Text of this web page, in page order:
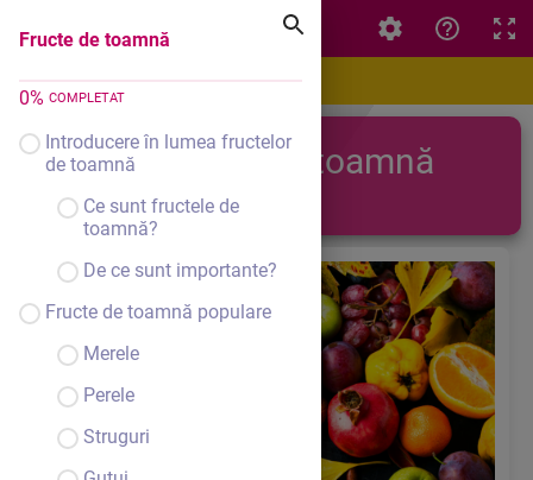
Fructe de toamnă
0% COMPLETAT
Introducere în lumea fructelor
de toamnă
Ce sunt fructele de
toamnă?
De ce sunt importante?
Fructe de toamnă populare
Merele
Perele
Struguri
Fructe de toamnă
Fructe de toamnă